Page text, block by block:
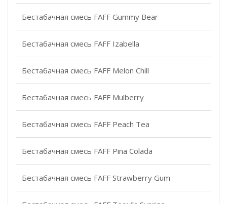
Бестабачная смесь FAFF Gummy Bear
Бестабачная смесь FAFF Izabella
Бестабачная смесь FAFF Melon Chill
Бестабачная смесь FAFF Mulberry
Бестабачная смесь FAFF Peach Tea
Бестабачная смесь FAFF Pina Colada
Бестабачная смесь FAFF Strawberry Gum